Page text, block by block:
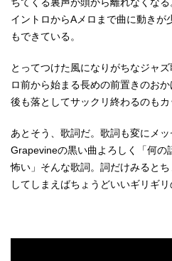
イントロからAメロまで曲に動きが
もできている。
とってつけた風になりがちなジャ
ロ前から始まる長めの前置きのお
後も落としてサックリ終わるのもカ
あとそう、歌詞だ。歌詞も変にメッ
Grapevineの黒い曲よろしく「何の
怖い」そんな歌詞。詞だけみると
してしまえばちょうどいいギリギリ